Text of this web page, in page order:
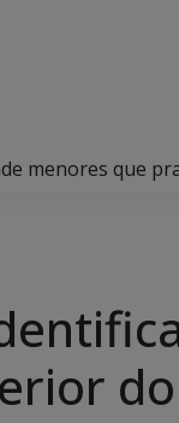
menores que